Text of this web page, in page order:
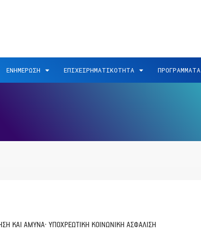
ΕΝΗΜΕΡΩΣΗ ΕΠΙΧΕΙΡΗΜΑΤΙΚΟΤΗΤΑ ΠΡΟΓΡΑΜΜΑΤΑ
ΚΑΙ ΑΜΥΝΑ· ΥΠΟΧΡΕΩΤΙΚΗ ΚΟΙΝΩΝΙΚΗ ΑΣΦΑΛΙΣΗ